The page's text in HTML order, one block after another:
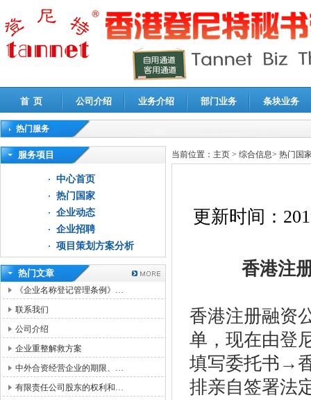
首 页 公司介绍 业务介绍 部门业务 条块业务
热门服务
高新技术企业认定审计|企业所得税汇算清缴申报鉴证
服务项目
中心首页
热门国家
企业动态
企业招聘
项目策划方案分析
热门文章
《企业名称登记管理条例》…
联系我们
公司介绍
企业重整解救方案
中外合资经营企业的期限、…
有限责任公司股东的权利和…
当前位置： 主页 > 综合信息> 热门国
更新时间：
香港注
香港注册融资
单，现在由登
填写委托书 →
排亲自签署法